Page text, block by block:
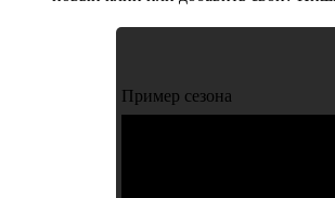
Пример сезона